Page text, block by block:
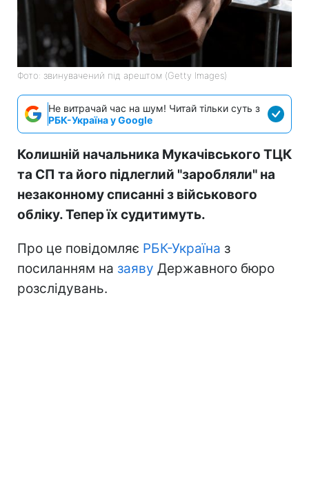
Фото: звинувачений під арештом (Getty Images)
Не витрачай час на шум! Читай тільки суть з
РБК-Україна у Google
Колишній начальника Мукачівського ТЦК
та СП та його підлеглий "заробляли" на
незаконному списанні з військового
обліку. Тепер їх судитимуть.
Про це повідомляє РБК-Україна з
посиланням на заяву Державного бюро
розслідувань.